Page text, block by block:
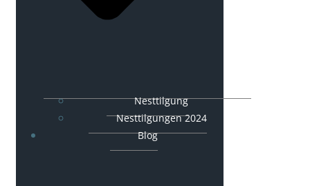
Nesttilgung
Nesttilgungen 2024
Blog